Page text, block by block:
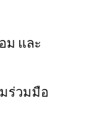
ม และ
ร่วมมือ